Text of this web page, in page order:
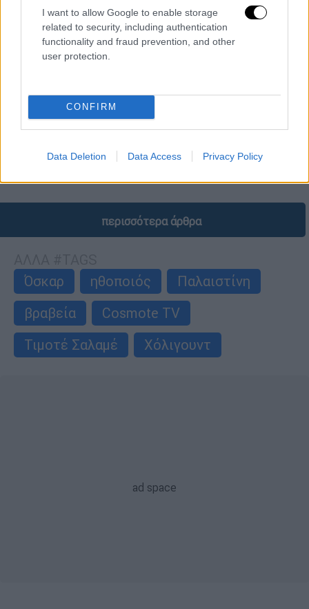
I want to allow Google to enable storage
related to security, including authentication
functionality and fraud prevention, and other
user protection.
CONFIRM
Data Deletion Data Access Privacy Policy
Η Μπάρμπρα Στρέιζαντ «έσπασε» το
βέτο της και τίμησε τον Ρόμπερτ
Ρέντφορντ - Η συγκινητική ερμηνεία
Το φετινό «In Memoriam» στην απονομή
περισσότερα άρθρα
Όσκαρ
ηθοποιός
Παλαιστίνη
βραβεία
Cosmote TV
Τιμοτέ Σαλαμέ
Χόλιγουντ